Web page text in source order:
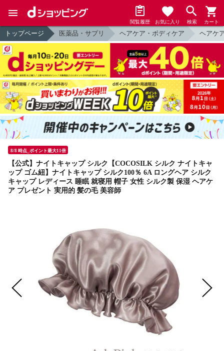
閲覧履歴 お気に入り 検索 カート
トップページ 医薬品・サプリ ヘアケア・ボディケア ヘアケ
8/8 時点_ポイント最大11倍
【公式】ナイトキャップ シルク【COCOSILK シルク ナイトキャ
ップ ゴム紐】ナイトキャップ シルク100％ 6A ロングヘア シルク
キャップ レディース 睡眠 就寝用 帽子 女性 シルク製 保湿 ヘアケ
ア プレゼント 実用的 髪の毛 美容師